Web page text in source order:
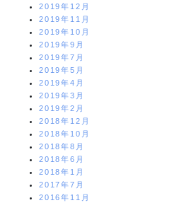
2019年12月
2019年11月
2019年10月
2019年9月
2019年7月
2019年5月
2019年4月
2019年3月
2019年2月
2018年12月
2018年10月
2018年8月
2018年6月
2018年1月
2017年7月
2016年11月